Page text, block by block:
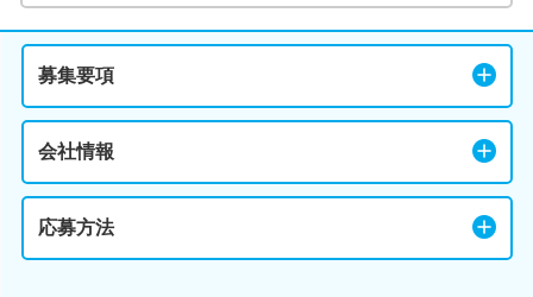
募集要項
会社情報
応募方法